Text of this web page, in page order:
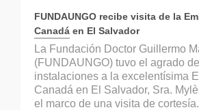
FUNDAUNGO recibe visita de la
Canadá en El Salvador
La Fundación Doctor Guillermo
(FUNDAUNGO) tuvo el agrado
instalaciones a la excelentísima
Canadá en El Salvador, Sra.
el marco de una visita de cortesía.